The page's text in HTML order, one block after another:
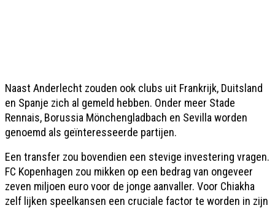
Naast Anderlecht zouden ook clubs uit Frankrijk, Duitsland
en Spanje zich al gemeld hebben. Onder meer Stade
Rennais, Borussia Mönchengladbach en Sevilla worden
genoemd als geïnteresseerde partijen.
Een transfer zou bovendien een stevige investering vragen.
FC Kopenhagen zou mikken op een bedrag van ongeveer
zeven miljoen euro voor de jonge aanvaller. Voor Chiakha
zelf lijken speelkansen een cruciale factor te worden in zijn